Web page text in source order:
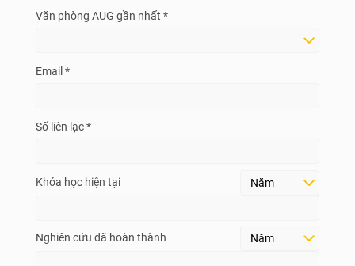
Văn phòng AUG gần nhất *
Email *
Số liên lạc *
Khóa học hiện tại
Nghiên cứu đã hoàn thành